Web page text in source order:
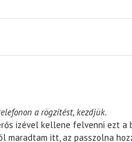
a rögzítést, kezdjük.
izével kellene felvenni ezt
maradtam itt, az passzolna